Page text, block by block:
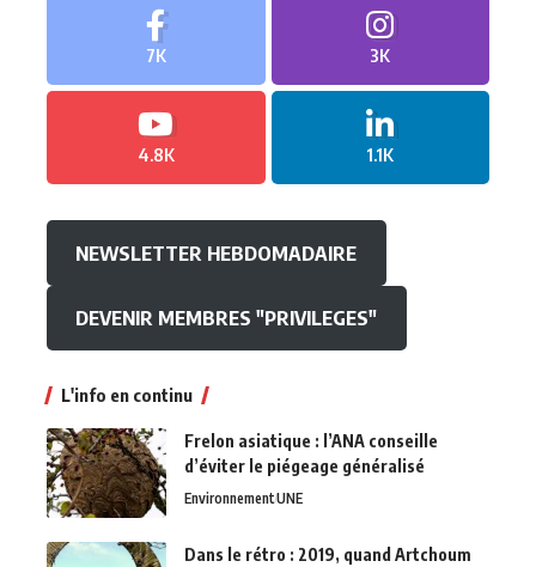
7K 3K
4.8K 1.1K
NEWSLETTER HEBDOMADAIRE
DEVENIR MEMBRES "PRIVILEGES"
L'info en continu
Frelon asiatique : l’ANA conseille
d’éviter le piégeage généralisé
EnvironnementUNE
Dans le rétro : 2019, quand Artchoum